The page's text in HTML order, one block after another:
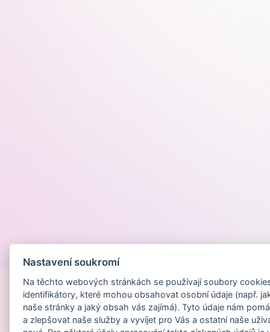
Nastavení soukromí
Na těchto webových stránkách se používají soubory
identifikátory, které mohou obsahovat osobní údaje (např.
naše stránky a jaký obsah vás zajímá). Tyto údaje nám
a zlepšovat naše služby a vyvíjet pro Vás a ostatní naše